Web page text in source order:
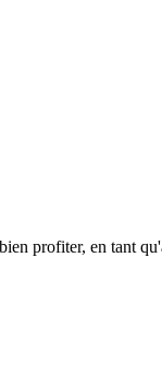
profiter, en tant